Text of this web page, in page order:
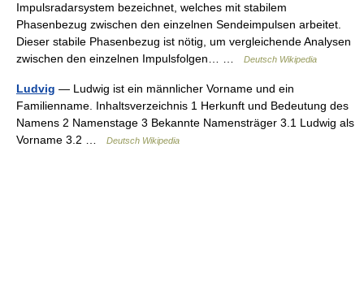
Impulsradarsystem bezeichnet, welches mit stabilem
Phasenbezug zwischen den einzelnen Sendeimpulsen arbeitet.
Dieser stabile Phasenbezug ist nötig, um vergleichende Analysen
zwischen den einzelnen Impulsfolgen… …
Deutsch Wikipedia
Ludvig — Ludwig ist ein männlicher Vorname und ein
Familienname. Inhaltsverzeichnis 1 Herkunft und Bedeutung des
Namens 2 Namenstage 3 Bekannte Namensträger 3.1 Ludwig als
Vorname 3.2 …
Deutsch Wikipedia